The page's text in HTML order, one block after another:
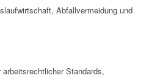
Abfallvermeidung und
Standards,